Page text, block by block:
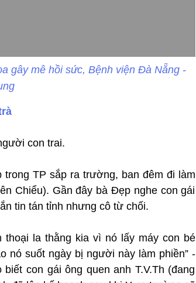
gây mê hồi sức, Bệnh viện Đà Nẵng -
con trai.
TP sắp ra trường, ban đêm đi làm
Chiểu). Gần đây bà Đẹp nghe con gái
tin tán tỉnh nhưng cô từ chối.
la thằng kia vì nó lấy máy con bé
nó suốt ngày bị người này làm phiền” -
con gái ông quen anh T.V.Th (đang